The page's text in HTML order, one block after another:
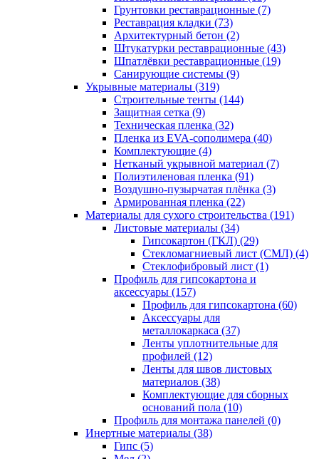
Грунтовки реставрационные (7)
Реставрация кладки (73)
Архитектурный бетон (2)
Штукатурки реставрационные (43)
Шпатлёвки реставрационные (19)
Санирующие системы (9)
Укрывные материалы (319)
Строительные тенты (144)
Защитная сетка (9)
Техническая пленка (32)
Пленка из EVA-сополимера (40)
Комплектующие (4)
Нетканый укрывной материал (7)
Полиэтиленовая пленка (91)
Воздушно-пузырчатая плёнка (3)
Армированная пленка (22)
Материалы для сухого строительства (191)
Листовые материалы (34)
Гипсокартон (ГКЛ) (29)
Стекломагниевый лист (СМЛ) (4)
Cтеклофибровый лист (1)
Профиль для гипсокартона и
аксессуары (157)
Профиль для гипсокартона (60)
Аксессуары для
металлокаркаса (37)
Ленты уплотнительные для
профилей (12)
Ленты для швов листовых
материалов (38)
Комплектующие для сборных
оснований пола (10)
Профиль для монтажа панелей (0)
Инертные материалы (38)
Гипс (5)